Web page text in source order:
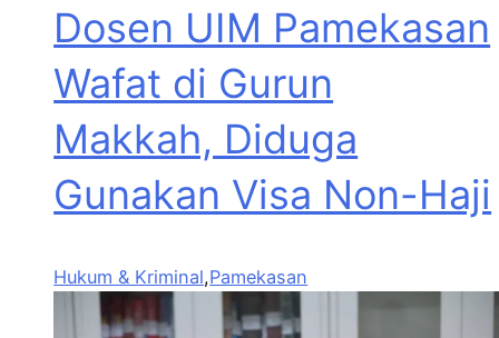
Dosen UIM Pamekasan
Wafat di Gurun
Makkah, Diduga
Gunakan Visa Non-Haji
Hukum & Kriminal,Pamekasan